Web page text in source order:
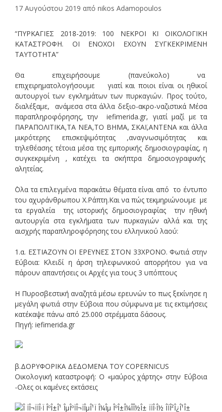
17 Αυγούστου 2019 από nikos Adamopoulos
“ΠΥΡΚΑΓΙΕΣ 2018-2019: 100 ΝΕΚΡΟΙ ΚΙ ΟΙΚΟΛΟΓΙΚΗ
ΚΑΤΑΣΤΡΟΦΗ. ΟΙ ΕΝΟΧΟΙ ΕΧΟΥΝ ΣΥΓΚΕΚΡΙΜΕΝΗ
ΤΑΥΤΟΤΗΤΑ”
Θα επιχειρήσουμε (πανεύκολο) να
επιχειρηματολογήσουμε γιατί και ποιοι είναι οι ηθικοί
αυτουργοί των εγκλημάτων των πυρκαγιών. Προς τούτο,
διαλέξαμε, ανάμεσα στα άλλα δεξιο-ακρο-ναζιστικά Μέσα
παραπληροφόρησης, την iefimerida.gr, γιατί μαζί με τα
ΠΑΡΑΠΟΛΙΤΙΚΑ,ΤΑ ΝΕΑ,ΤΟ ΒΗΜΑ, ΣΚΑΪ,ΑΝΤΕΝΑ και άλλα
μικρότερης επισκεψιμότητας ,αναγνωσιμότητας και
τηλεθέασης τέτοια μέσα της εμπορικής δημοσιογραφίας, η
συγκεκριμένη , κατέχει τα σκήπτρα δημοσιογραφικής
αλητείας.
΄Ολα τα επιλεγμένα παρακάτω θέματα είναι από το έντυπο
του αχυράνθρωπου Χ.Ράπτη.Και να πώς τεκμηριώνουμε με
τα εργαλεία της ιστορικής δημοσιογραφίας την ηθική
αυτουργία στα εγκλήματα των πυρκαγιών αλλά και της
αισχρής παραπληροφόρησης του ελληνικού λαού:
1.α. ΕΣΤΙΑΖΟΥΝ ΟΙ ΕΡΕΥΝΕΣ ΣΤΟΝ 33ΧΡΟΝΟ. Φωτιά στην
Εύβοια: Κλειδί η άρση τηλεφωνικού απορρήτου για να
πάρουν απαντήσεις οι Αρχές για τους 3 υπόπτους
Η Πυροσβεστική αναζητά μέσω ερευνών το πως ξεκίνησε η
μεγάλη φωτιά στην Εύβοια που σύμφωνα με τις εκτιμήσεις
κατέκαψε πάνω από 25.000 στρέμματα δάσους.
Πηγή: iefimerida.gr
β.ΔΟΡΥΦΟΡΙΚΑ ΔΕΔΟΜΕΝΑ ΤΟΥ COPERNICUS
Οικολογική καταστροφή: O «μαύρος χάρτης» στην Εύβοια
-Ολες οι καμένες εκτάσεις